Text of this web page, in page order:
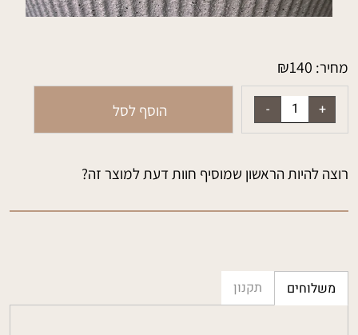
מחיר: ₪140
הוסף לסל
רוצה להיות הראשון שמוסיף חוות דעת למוצר זה?
משלוחים תקנון